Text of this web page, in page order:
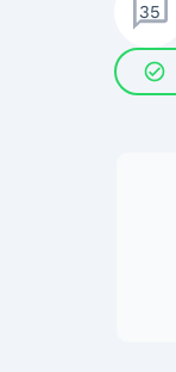
35
check_circle